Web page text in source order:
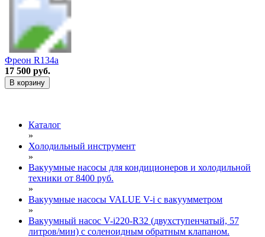
Фреон R134a
17 500 руб.
В корзину
Каталог
»
Холодильный инструмент
»
Вакуумные насосы для кондиционеров и холодильной
техники от 8400 руб.
»
Вакуумные насосы VALUE V-i с вакуумметром
»
Вакуумный насос V-i220-R32 (двухступенчатый, 57
литров/мин) с соленоидным обратным клапаном.